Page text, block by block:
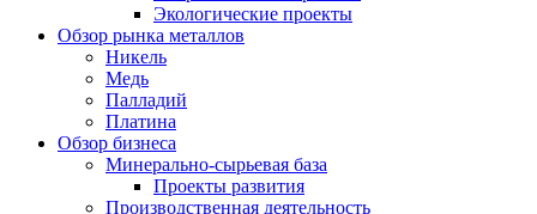
Экологические проекты
Обзор рынка металлов
Никель
Медь
Палладий
Платина
Обзор бизнеса
Минерально-сырьевая база
Проекты развития
Производственная деятельность